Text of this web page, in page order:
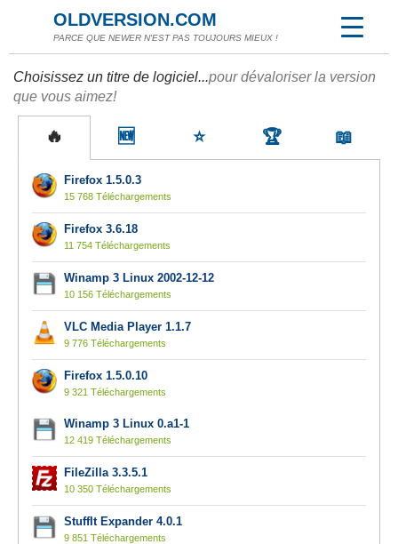
OLDVERSION.COM
PARCE QUE NEWER N'EST PAS TOUJOURS MIEUX !
Choisissez un titre de logiciel...pour dévaloriser la version
que vous aimez!
🔥 🆕 ⭐ 🏆 📖
Firefox 1.5.0.3
15 768 Téléchargements
Firefox 3.6.18
11 754 Téléchargements
Winamp 3 Linux 2002-12-12
10 156 Téléchargements
VLC Media Player 1.1.7
9 776 Téléchargements
Firefox 1.5.0.10
9 321 Téléchargements
Winamp 3 Linux 0.a1-1
12 419 Téléchargements
FileZilla 3.3.5.1
10 350 Téléchargements
StuffIt Expander 4.0.1
9 851 Téléchargements